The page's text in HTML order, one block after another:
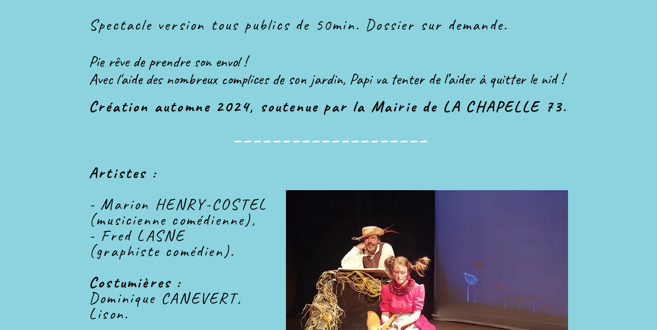
Spectacle version tous publics de 50min. ​ Dossier sur demande.
Pie rêve de prendre son envol !
Avec l'aide des nombreux complices de son jardin, Papi va tenter de l’aider à quitter le nid !
Création automne 2024, soutenue par la Mairie de LA CHAPELLE 73.
--------------------
Artistes :
- Marion HENRY-COSTEL
(musicienne comédienne),
- Fred LASNE
(graphiste comédien).
Costumières :
Dominique CANEVERT,
Lison.